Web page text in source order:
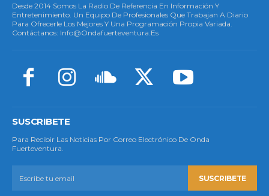
Desde 2014 Somos La Radio De Referencia En Información Y
Entretenimiento. Un Equipo De Profesionales Que Trabajan A Diario
Para Ofrecerle Los Mejores Y Una Programación Propia Variada.
Contáctanos: Info@ondafuerteventura.es
SUSCRIBETE
Para Recibir Las Noticias Por Correo Electrónico De Onda
Fuerteventura.
SUSCRIBETE